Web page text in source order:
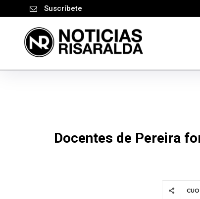
Suscríbete
Docentes de Pereira